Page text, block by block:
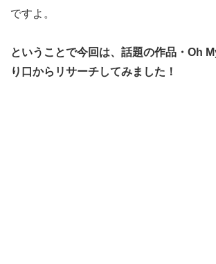
ですよ。
ということで今回は、話題の作品・Oh
り口からリサーチしてみました！